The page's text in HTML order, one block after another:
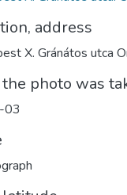
address
X. Gránátos utca
the photo was
03